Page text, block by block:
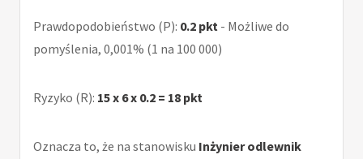
Prawdopodobieństwo (P): 0.2 pkt - Możliwe do
pomyślenia, 0,001% (1 na 100 000)
Ryzyko (R): 15 x 6 x 0.2 = 18 pkt
Oznacza to, że na stanowisku Inżynier odlewnik